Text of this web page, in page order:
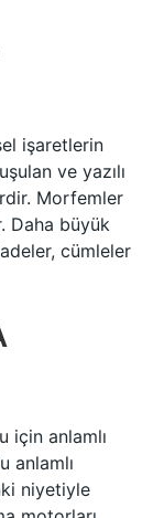
işaretlerin
ve yazılı
Morfemler
Daha büyük
cümleler
için anlamlı
anlamlı
niyetiyle